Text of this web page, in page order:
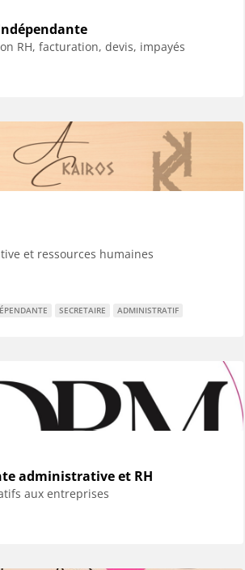
RH, facturation, devis, impayés
et ressources humaines
SECRETAIRE ADMINISTRATIF
administrative et RH
aux entreprises